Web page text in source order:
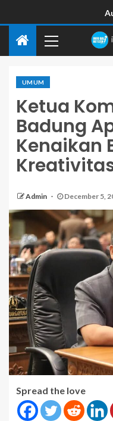
UMUM
Ketua
Badung
Kenaikan
Admin December 5,
Spread the love